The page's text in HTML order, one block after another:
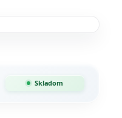
Skladom